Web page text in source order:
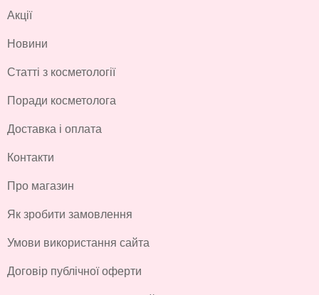
Акції
Новини
Статті з косметології
Поради косметолога
Доставка і оплата
Контакти
Про магазин
Як зробити замовлення
Умови використання сайта
Договір публічної оферти